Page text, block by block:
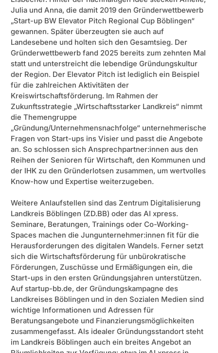
Julia und Anna, die damit 2019 den Gründerwettbewerb
„Start-up BW Elevator Pitch Regional Cup Böblingen“
gewannen. Später überzeugten sie auch auf
Landesebene und holten sich den Gesamtsieg. Der
Gründerwettbewerb fand 2025 bereits zum zehnten Mal
statt und unterstreicht die lebendige Gründungskultur
der Region. Der Elevator Pitch ist lediglich ein Beispiel
für die zahlreichen Aktivitäten der
Kreiswirtschaftsförderung. Im Rahmen der
Zukunftsstrategie „Wirtschaftsstarker Landkreis“ nimmt
die Themengruppe
„Gründung/Unternehmensnachfolge“ unternehmerische
Fragen von Start-ups ins Visier und passt die Angebote
an. So schlossen sich Ansprechpartner:innen aus den
Reihen der Senioren für Wirtschaft, den Kommunen und
der IHK zu den Gründerlotsen zusammen, um wertvolles
Know-how und Expertise weiterzugeben.
Weitere Anlaufstellen sind das Zentrum Digitalisierung
Landkreis Böblingen (ZD.BB) oder das AI xpress.
Seminare, Beratungen, Trainings oder Co-Working-
Spaces machen die Jungunternehmer:innen fit für die
Herausforderungen des digitalen Wandels. Ferner setzt
sich die Wirtschaftsförderung für unbürokratische
Förderungen, Zuschüsse und Ermäßigungen ein, die
Start-ups in den ersten Gründungsjahren unterstützen.
Auf startup-bb.de, der Gründungskampagne des
Landkreises Böblingen und in den Sozialen Medien sind
wichtige Informationen und Adressen für
Beratungsangebote und Finanzierungsmöglichkeiten
zusammengefasst. Als idealer Gründungsstandort steht
im Landkreis Böblingen auch ein breites Angebot an